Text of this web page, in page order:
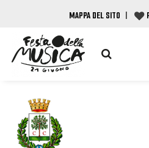
MAPPA DEL SITO |